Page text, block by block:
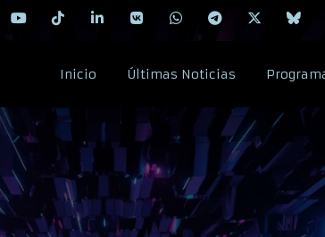
Inicio Últimas Noticias